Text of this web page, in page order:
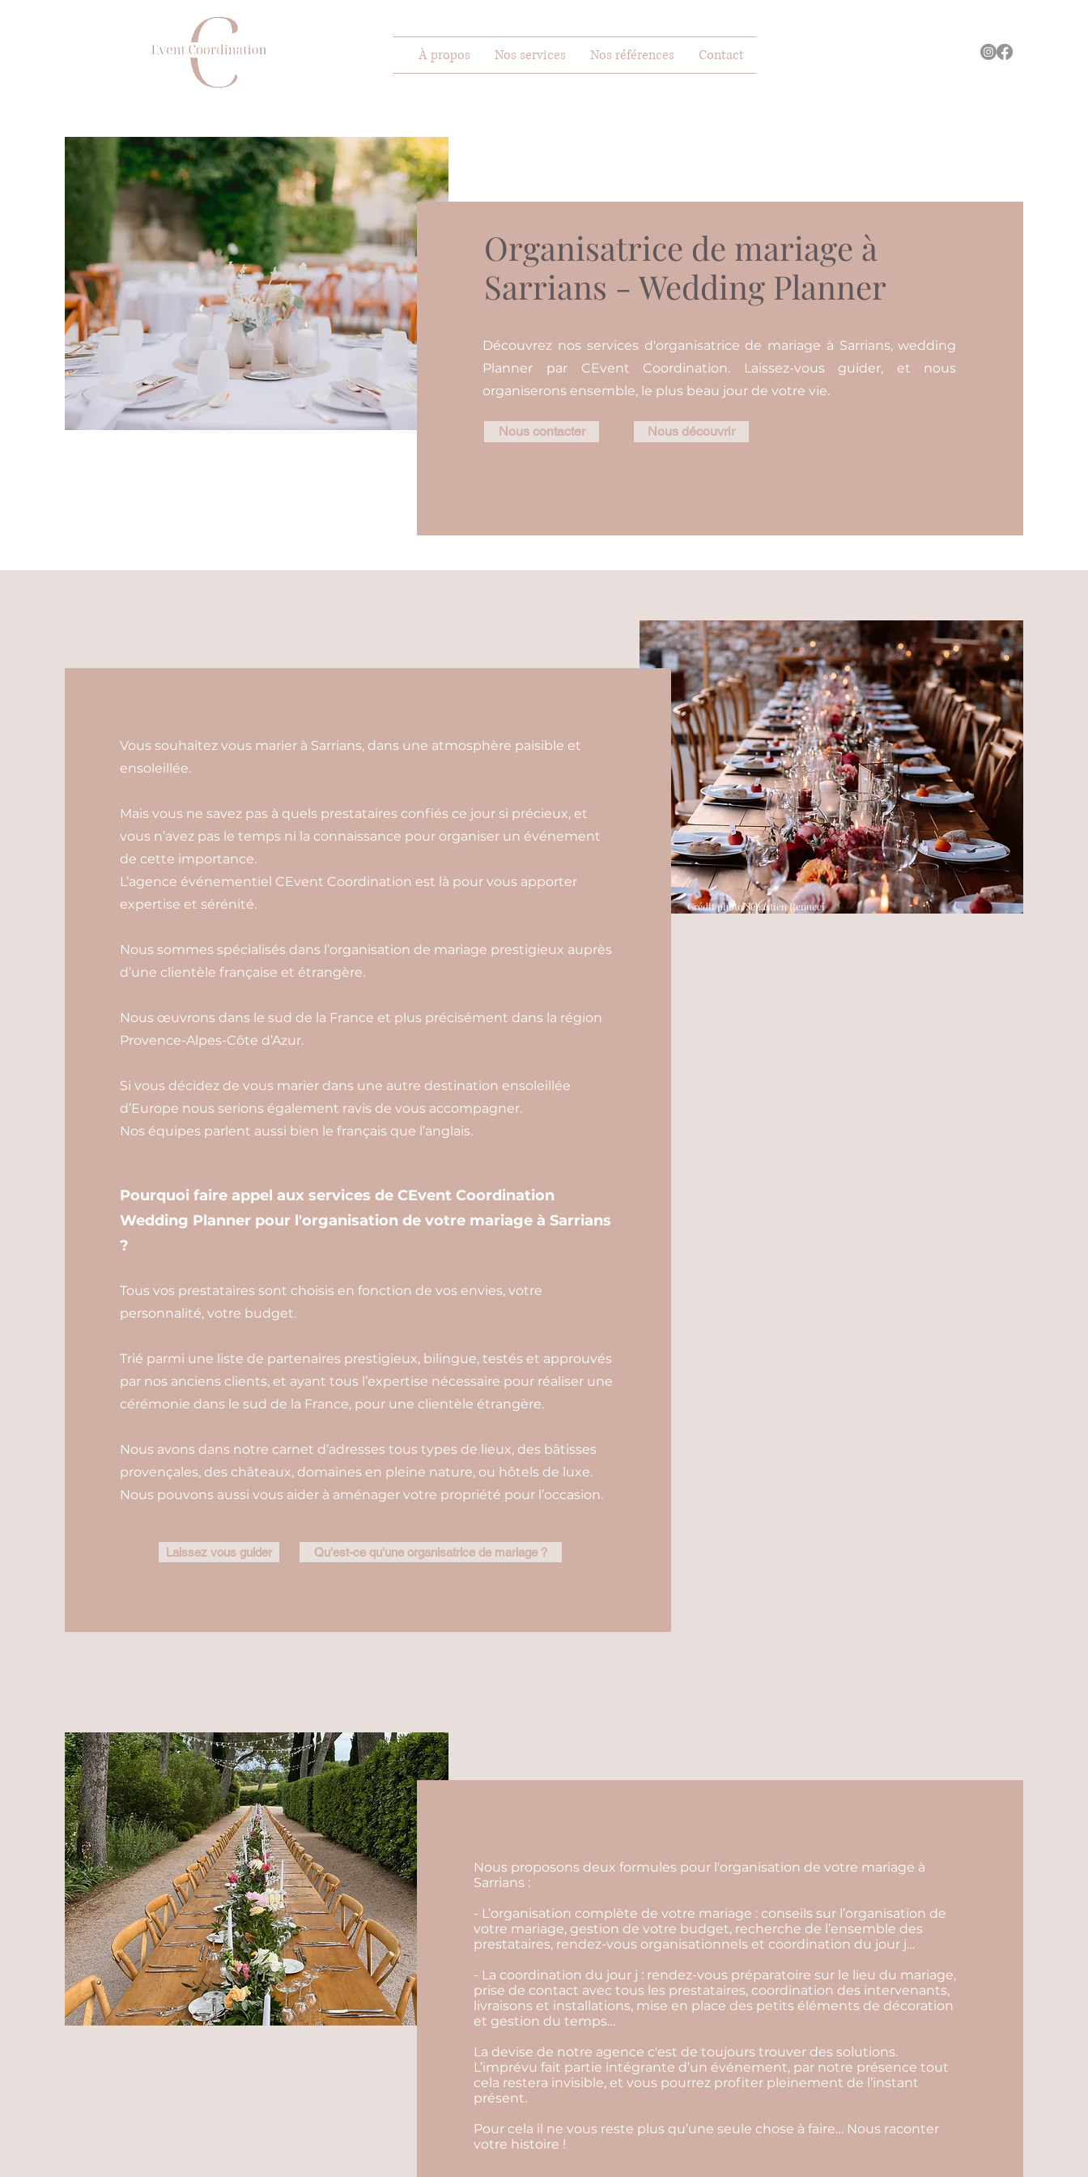
À propos Nos services Nos références Contact
Organisatrice de mariage à
Sarrians - Wedding Planner
Découvrez nos services d'organisatrice de mariage à Sarrians, wedding
Planner par CEvent Coordination. Laissez-vous guider, et nous
organiserons ensemble, le plus beau jour de votre vie.
Nous contacter Nous découvrir
Vous souhaitez vous marier à Sarrians, dans une atmosphère paisible et
ensoleillée.
Mais vous ne savez pas à quels prestataires confiés ce jour si précieux, et
vous n’avez pas le temps ni la connaissance pour organiser un événement
de cette importance.
L’agence événementiel CEvent Coordination est là pour vous apporter
expertise et sérénité.
Nous sommes spécialisés dans l’organisation de mariage prestigieux auprès
d’une clientèle française et étrangère.
Nous œuvrons dans le sud de la France et plus précisément dans la région
Provence-Alpes-Côte d’Azur.
Si vous décidez de vous marier dans une autre destination ensoleillée
d’Europe nous serions également ravis de vous accompagner.
Nos équipes parlent aussi bien le français que l’anglais.
Pourquoi faire appel aux services de CEvent Coordination
Wedding Planner pour l'organisation de votre mariage à Sarrians
?
Tous vos prestataires sont choisis en fonction de vos envies, votre
personnalité, votre budget.
Trié parmi une liste de partenaires prestigieux, bilingue, testés et approuvés
par nos anciens clients, et ayant tous l’expertise nécessaire pour réaliser une
cérémonie dans le sud de la France, pour une clientèle étrangère.
Nous avons dans notre carnet d’adresses tous types de lieux, des bâtisses
provençales, des châteaux, domaines en pleine nature, ou hôtels de luxe.
Nous pouvons aussi vous aider à aménager votre propriété pour l’occasion.
Laissez vous guider Qu'est-ce qu'une organisatrice de mariage ?
Crédit photo Sébastien Renucci
Nous proposons deux formules pour l'organisation de votre mariage à
Sarrians :
- L’organisation complète de votre mariage : conseils sur l’organisation de
votre mariage, gestion de votre budget, recherche de l’ensemble des
prestataires, rendez-vous organisationnels et coordination du jour j…
- La coordination du jour j : rendez-vous préparatoire sur le lieu du mariage,
prise de contact avec tous les prestataires, coordination des intervenants,
livraisons et installations, mise en place des petits éléments de décoration
et gestion du temps…
La devise de notre agence c'est de toujours trouver des solutions.
L’imprévu fait partie intégrante d’un événement, par notre présence tout
cela restera invisible, et vous pourrez profiter pleinement de l’instant
présent.
Pour cela il ne vous reste plus qu’une seule chose à faire… Nous raconter
votre histoire !